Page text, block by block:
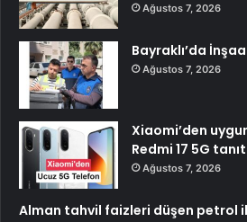
Ağustos 7, 2026
Bayraklı’da
Ağustos 7, 2026
Xiaomi’den
Redmi 17 5G
Ağustos 7, 2026
Alman tahvil faizleri düşen petrol